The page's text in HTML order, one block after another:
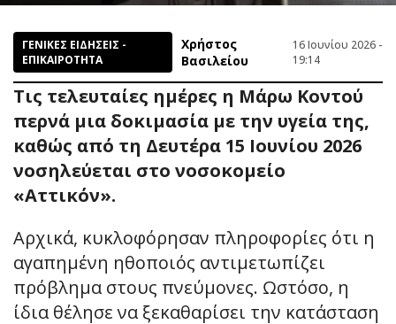
ΓΕΝΙΚΕΣ ΕΙΔΗΣΕΙΣ -
ΕΠΙΚΑΙΡΟΤΗΤΑ
Χρήστος
Βασιλείου
16 Ιουνίου 2026 -
19:14
Τις τελευταίες ημέρες η Μάρω Κοντού
περνά μια δοκιμασία με την υγεία της,
καθώς από τη Δευτέρα 15 Ιουνίου 2026
νοσηλεύεται στο νοσοκομείο
«Αττικόν».
Αρχικά, κυκλοφόρησαν πληροφορίες ότι η
αγαπημένη ηθοποιός αντιμετωπίζει
πρόβλημα στους πνεύμονες. Ωστόσο, η
ίδια θέλησε να ξεκαθαρίσει την κατάσταση